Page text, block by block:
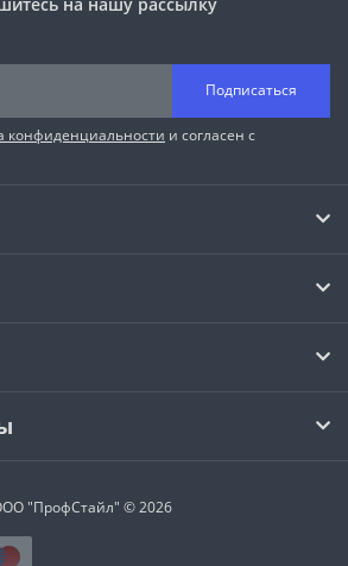
Подписаться
конфиденциальности и согласен с
"ПрофСтайл" © 2026